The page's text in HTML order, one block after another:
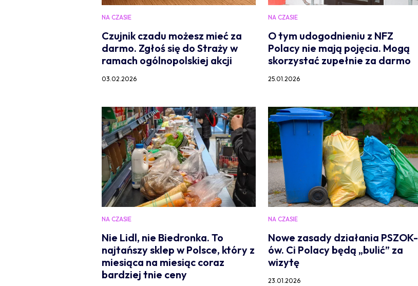
NA CZASIE
Czujnik czadu możesz mieć za
darmo. Zgłoś się do Straży w
ramach ogólnopolskiej akcji
03.02.2026
NA CZASIE
O tym udogodnieniu z NFZ
Polacy nie mają pojęcia. Mogą
skorzystać zupełnie za darmo
25.01.2026
NA CZASIE
Nie Lidl, nie Biedronka. To
najtańszy sklep w Polsce, który z
miesiąca na miesiąc coraz
bardziej tnie ceny
NA CZASIE
Nowe zasady działania PSZOK-
ów. Ci Polacy będą „bulić” za
wizytę
23.01.2026